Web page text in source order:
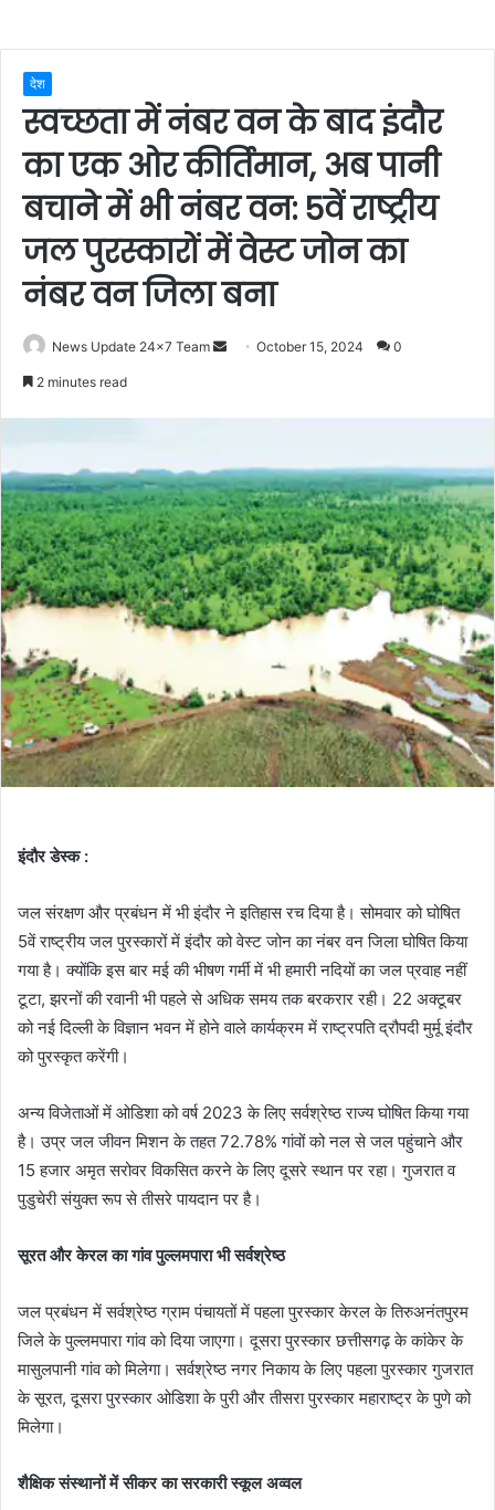
देश
स्वच्छता में नंबर वन के बाद इंदौर
का एक ओर कीर्तिमान, अब पानी
बचाने में भी नंबर वन: 5वें राष्ट्रीय
जल पुरस्कारों में वेस्ट जोन का
नंबर वन जिला बना
News Update 24x7 Team
SendOctober 15, 2024 0
2 minutes read
इंदौर डेस्क :
जल संरक्षण और प्रबंधन में भी इंदौर ने इतिहास रच दिया है। सोमवार को घोषित
5वें राष्ट्रीय जल पुरस्कारों में इंदौर को वेस्ट जोन का नंबर वन जिला घोषित किया
गया है। क्योंकि इस बार मई की भीषण गर्मी में भी हमारी नदियों का जल प्रवाह नहीं
टूटा, झरनों की रवानी भी पहले से अधिक समय तक बरकरार रही। 22 अक्टूबर
को नई दिल्ली के विज्ञान भवन में होने वाले कार्यक्रम में राष्ट्रपति द्रौपदी मुर्मू इंदौर
को पुरस्कृत करेंगी।
अन्य विजेताओं में ओडिशा को वर्ष 2023 के लिए सर्वश्रेष्ठ राज्य घोषित किया गया
है। उप्र जल जीवन मिशन के तहत 72.78% गांवों को नल से जल पहुंचाने और
15 हजार अमृत‎ सरोवर विकसित करने के लिए दूसरे स्थान पर रहा। गुजरात व
पुडुचेरी संयुक्त रूप से तीसरे पायदान पर है।
सूरत और केरल का गांव पुल्लमपारा भी सर्वश्रेष्ठ‎‎
जल प्रबंधन में सर्वश्रेष्ठ ग्राम पंचायतों में पहला पुरस्कार केरल के तिरुअनंतपुरम
जिले के पुल्लमपारा गांव को दिया जाएगा।‎ दूसरा पुरस्कार छत्तीसगढ़ के कांकेर के
मासुलपानी गांव को मिलेगा। सर्वश्रेष्ठ नगर निकाय के लिए पहला पुरस्कार गुजरात
के‎ सूरत, दूसरा पुरस्कार ओडिशा के पुरी और तीसरा पुरस्कार महाराष्ट्र के पुणे को
मिलेगा।‎‎
शैक्षिक संस्थानों में सीकर का सरकारी स्कूल अव्वल‎‎